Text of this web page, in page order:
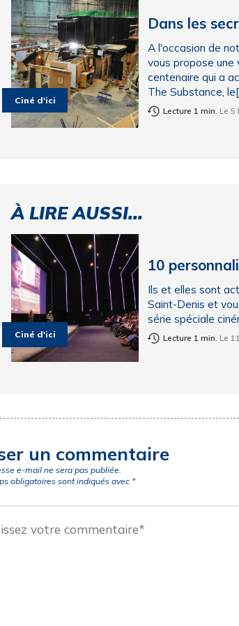
Ciné d'ici
Dans les
A l'occasion de
vous propose une
centenaire qui a
The Substance,
Lecture 1 min. Le 5
À LIRE AUSSI...
Ciné d'ici
10
Ils et elles sont
Saint-Denis et
série spéciale
Lecture 1 min. Le
un commentaire
e-mail ne sera pas publiée.
obligatoires sont indiqués avec *